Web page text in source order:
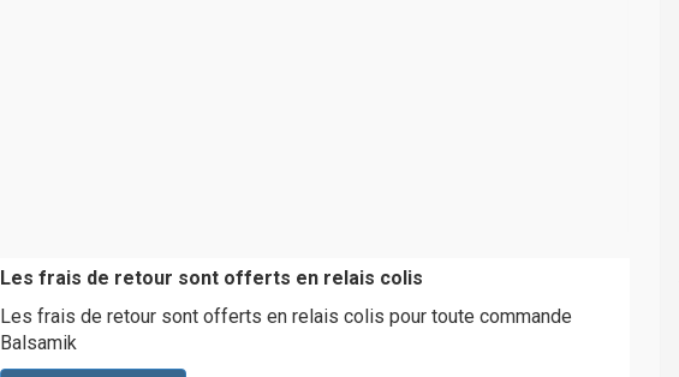
Les frais de retour sont offerts en relais colis
Les frais de retour sont offerts en relais colis pour toute commande
Balsamik